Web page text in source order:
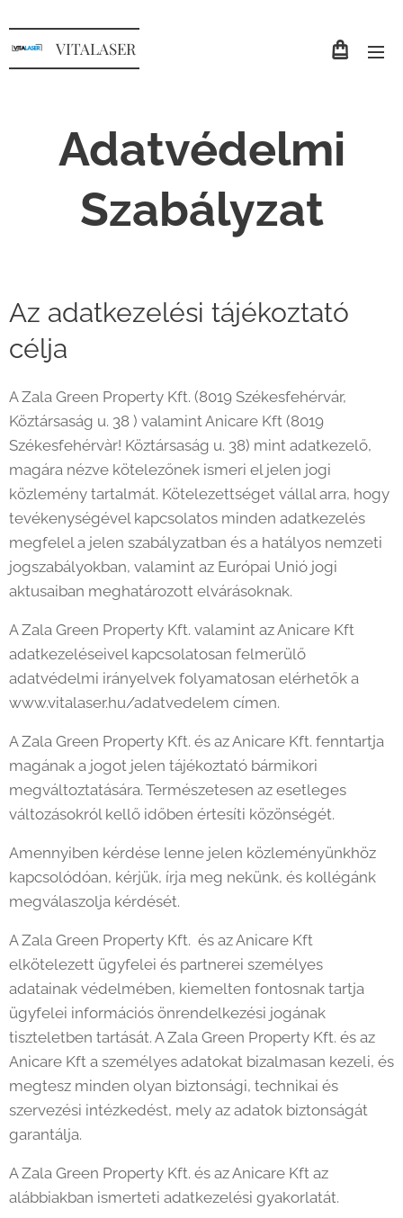
VITALASER
Adatvédelmi
Szabályzat
Az adatkezelési tájékoztató
célja
A Zala Green Property Kft. (8019 Székesfehérvár,
Köztársaság u. 38 ) valamint Anicare Kft (8019
Székesfehérvàr! Köztársaság u. 38) mint adatkezelő,
magára nézve kötelezőnek ismeri el jelen jogi
közlemény tartalmát. Kötelezettséget vállal arra, hogy
tevékenységével kapcsolatos minden adatkezelés
megfelel a jelen szabályzatban és a hatályos nemzeti
jogszabályokban, valamint az Európai Unió jogi
aktusaiban meghatározott elvárásoknak.
A Zala Green Property Kft. valamint az Anicare Kft
adatkezeléseivel kapcsolatosan felmerülő
adatvédelmi irányelvek folyamatosan elérhetők a
www.vitalaser.hu/adatvedelem címen.
A Zala Green Property Kft. és az Anicare Kft. fenntartja
magának a jogot jelen tájékoztató bármikori
megváltoztatására. Természetesen az esetleges
változásokról kellő időben értesíti közönségét.
Amennyiben kérdése lenne jelen közleményünkhöz
kapcsolódóan, kérjük, írja meg nekünk, és kollégánk
megválaszolja kérdését.
A Zala Green Property Kft. és az Anicare Kft
elkötelezett ügyfelei és partnerei személyes
adatainak védelmében, kiemelten fontosnak tartja
ügyfelei információs önrendelkezési jogának
tiszteletben tartását. A Zala Green Property Kft. és az
Anicare Kft a személyes adatokat bizalmasan kezeli, és
megtesz minden olyan biztonsági, technikai és
szervezési intézkedést, mely az adatok biztonságát
garantálja.
A Zala Green Property Kft. és az Anicare Kft az
alábbiakban ismerteti adatkezelési gyakorlatát.